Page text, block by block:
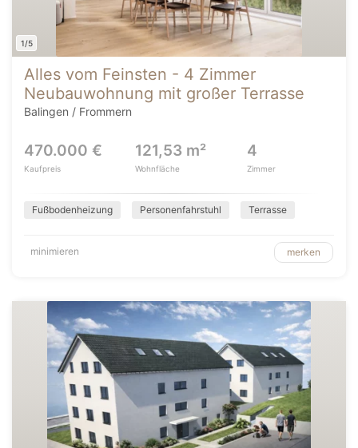
1/5
Alles vom Feinsten - 4 Zimmer
Neubauwohnung mit großer Terrasse
Balingen / Frommern
470.000 €
Kaufpreis
121,53 m²
Wohnfläche
4
Zimmer
Fußbodenheizung Personenfahrstuhl Terrasse
minimieren merken